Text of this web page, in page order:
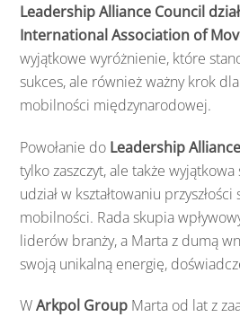
LeadershipAlliance Council
InternationalAssociation of
wyjątkowewyróżnienie, które
sukces,ale równieżważnykrok dla
mobilności międzynarodowej.
Powołanie do Leadership
tylkozaszczyt,aletakżewyjątkowa
udziałw kształtowaniu przyszłości
mobilności. Radaskupia
liderów branży,a Martaz dumą
swoją unikalną energię,
WArkpol Group Marta od latz